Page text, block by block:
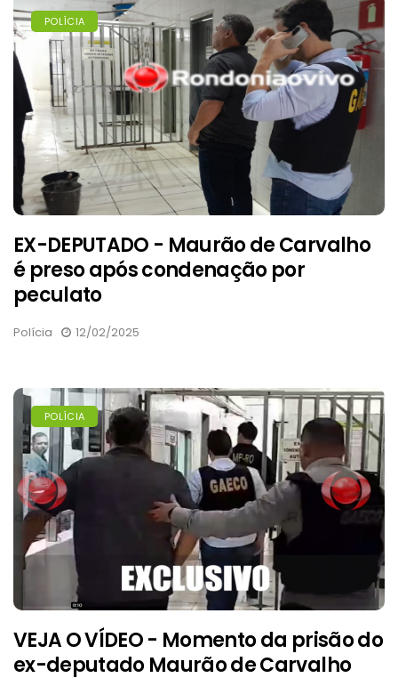
POLÍCIA
EX-DEPUTADO - Maurão de Carvalho
é preso após condenação por
peculato
Polícia 12/02/2025
POLÍCIA
VEJA O VÍDEO - Momento da prisão do
ex-deputado Maurão de Carvalho